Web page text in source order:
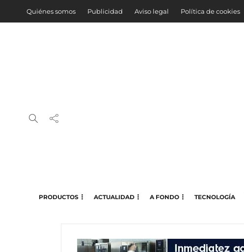
Quiénes somos Publicidad Aviso legal Política de cookies
PRODUCTOS ACTUALIDAD A FONDO TECNOLOGÍA